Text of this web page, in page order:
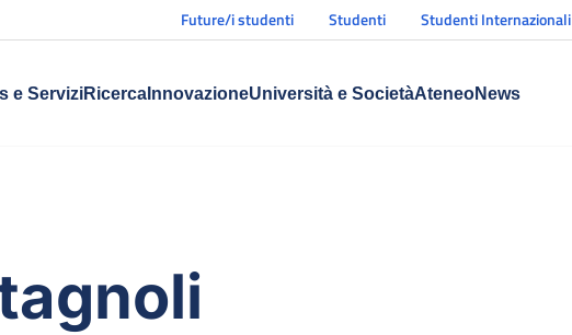
Future/i studenti Studenti Studenti Internazionali
e ServiziRicercaInnovazioneUniversità e SocietàAteneoNews